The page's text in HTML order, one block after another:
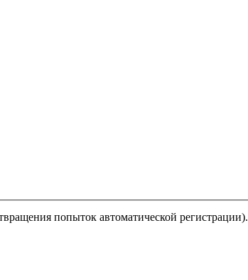
попыток автоматической регистрации).